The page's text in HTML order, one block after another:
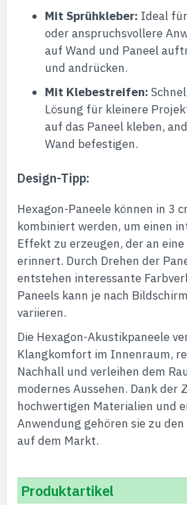
Mit Sprühkleber: Ideal
oder anspruchsvollere
auf Wand und Paneel
und andrücken.
Mit Klebestreifen:
Lösung für kleinere
auf das Paneel kleben,
Wand befestigen.
Design-Tipp:
Hexagon-Paneele können in 3
kombiniert werden, um einen
Effekt zu erzeugen, der an
erinnert. Durch Drehen der
entstehen interessante
Paneels kann je nach
variieren.
Die Hexagon-Akustikpaneele
Klangkomfort im Innenraum,
Nachhall und verleihen dem
modernes Aussehen. Dank der
hochwertigen Materialien und
Anwendung gehören sie zu
auf dem Markt.
Produktartikel